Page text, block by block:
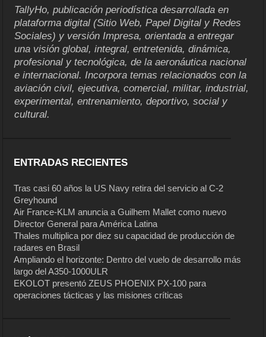
TallyHo, publicación periodística desarrollada en
plataforma digital (Sitio Web, Papel Digital y Redes
Sociales) y versión Impresa, orientada a entregar
una visión global, integral, entretenida, dinámica,
profesional y tecnológica, de la aeronáutica nacional
e internacional. Incorpora temas relacionados con la
aviación civil, ejecutiva, comercial, militar, industrial,
experimental, entrenamiento, deportivo, social y
cultural.
ENTRADAS RECIENTES
Tras casi 60 años la US Navy retira del servicio al C-2
Greyhound
Air France-KLM anuncia a Guilhem Mallet como nuevo
Director General para América Latina
Thales multiplica por diez su capacidad de producción de
radares en Brasil
Ampliando el horizonte: Dentro del vuelo de desarrollo más
largo del A350-1000ULR
EKOLOT presentó ZEUS PHOENIX PX-100 para
operaciones tácticas y las misiones críticas